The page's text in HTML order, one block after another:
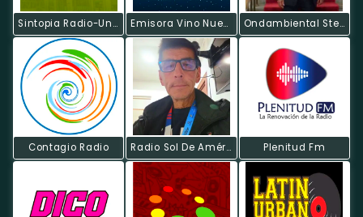
Sintopia Radio-Universidad Central Emisora Vino Nuevo Ondambiental Stereo
Contagio Radio Radio Sol De América Plenitud Fm